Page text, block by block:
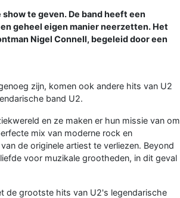
te geven. De band heeft een
geheel eigen manier neerzetten. Het
Nigel Connell, begeleid door een
zijn, komen ook andere hits van U2
band U2.
en ze maken er hun missie van om
mix van moderne rock en
de originele artiest te verliezen. Beyond
voor muzikale grootheden, in dit geval
de grootste hits van U2's legendarische